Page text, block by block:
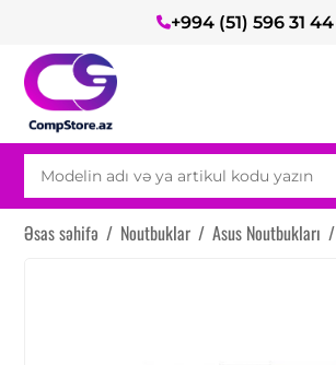
+994 (51) 596 31 44
Əsas səhifə / Noutbuklar / Asus Noutbukları /